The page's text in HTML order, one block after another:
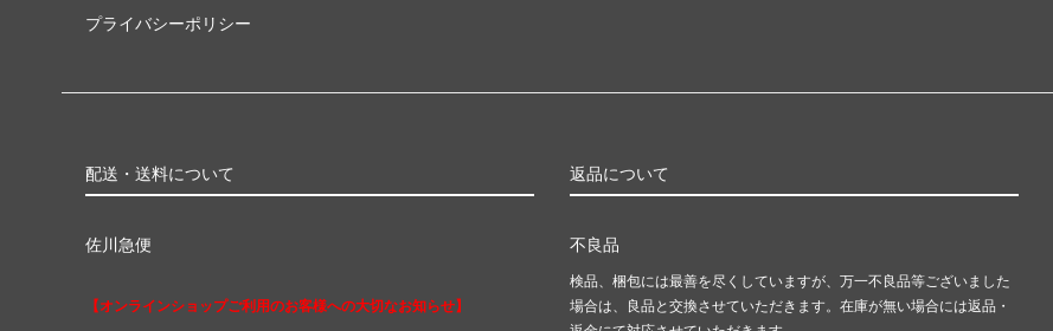
プライバシーポリシー
配送・送料について
佐川急便
【オンラインショップご利用のお客様への大切なお知らせ】
返品について
不良品
検品、梱包には最善を尽くしていますが、万一不良品等ございました
場合は、良品と交換させていただきます。在庫が無い場合には返品・